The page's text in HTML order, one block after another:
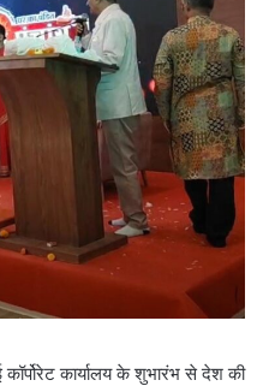
कॉर्पोरेट कार्यालय के शुभारंभ से देश की